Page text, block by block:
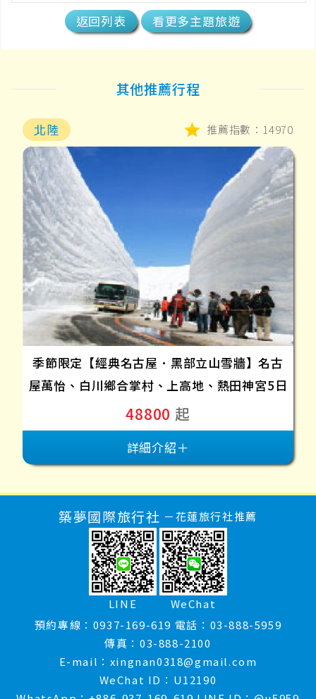
返回列表
看更多主題旅遊
其他推薦行程
北陸 推薦指數：14970
季節限定【經典名古屋．黑部立山雪牆】名古
屋萬怡、白川鄉合掌村、上高地、熱田神宮5日
48800 起
詳細介紹＋
築夢國際旅行社 －花蓮旅行社推薦
LINE
WeChat
預約專線：0937-169-619 電話：03-888-5959
傳真：03-888-2100
E-mail：xingnan0318@gmail.com
WeChat ID：U12190